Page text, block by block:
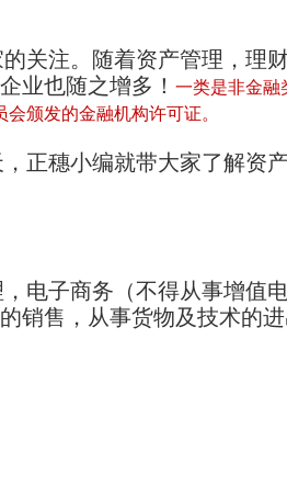
关注。随着资产管理，理
业也随之增多！ 一类是非金融
会颁发的金融机构许可证。
正穗小编就带大家了解资
电子商务（不得从事增值
销售，从事货物及技术的进